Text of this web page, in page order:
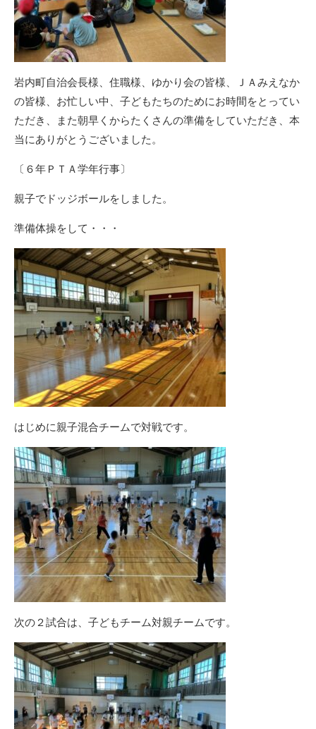
岩内町自治会長様、住職様、ゆかり会の皆様、ＪＡみえなか
の皆様、お忙しい中、子どもたちのためにお時間をとってい
ただき、また朝早くからたくさんの準備をしていただき、本
当にありがとうございました。
〔６年ＰＴＡ学年行事〕
親子でドッジボールをしました。
準備体操をして・・・
はじめに親子混合チームで対戦です。
次の２試合は、子どもチーム対親チームです。